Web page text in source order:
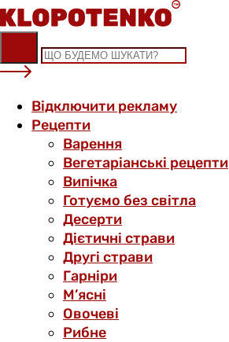
Skip
to
content
Відключити рекламу
Рецепти
Варення
Вегетаріанські рецепти
Випічка
Готуємо без світла
Десерти
Дієтичні страви
Другі страви
Гарніри
М’ясні
Овочеві
Рибне